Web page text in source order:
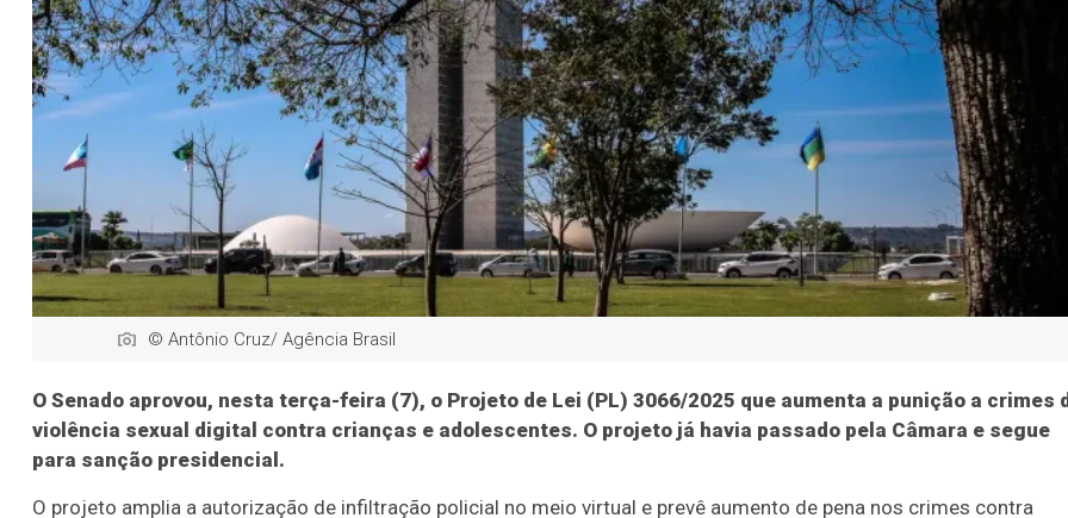
© Antônio Cruz/ Agência Brasil
O Senado aprovou, nesta terça-feira (7), o Projeto de Lei (PL) 3066/2025 que aumenta a punição a crimes
violência sexual digital contra crianças e adolescentes. O projeto já havia passado pela Câmara e segue
para sanção presidencial.
O projeto amplia a autorização de infiltração policial no meio virtual e prevê aumento de pena nos crimes contra